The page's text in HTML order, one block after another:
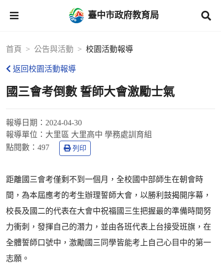
臺中市政府教育局
首頁 公告與活動 校園活動報導
返回校園活動報導
國三會考倒數 誓師大會激勵士氣
報導日期： 2024-04-30
報導單位： 大里區 大里高中 學務處訓育組
點閱數： 497 列印
距離國三會考僅剩不到一個月，全校國中部師生在朝會時
間，為本屆應考的考生辦理誓師大會，以勝利鼓揭開序幕，
校長及國二的代表在大會中祝福國三生把握最的準備時間努
力衝刺，發揮自己的潛力，並由各班代表上台接受班旗，在
全體誓師口號中，激勵國三同學皆能考上自己心目中的第一
志願。